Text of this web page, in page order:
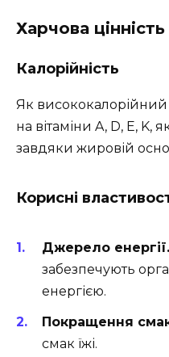
Харчова
Калорійність
Як висококалорійний
на вітаміни A, D, E, K,
завдяки жировій
Корисні
Джерело енергії.
забезпечують
енергією.
Покращення
смак їжі.